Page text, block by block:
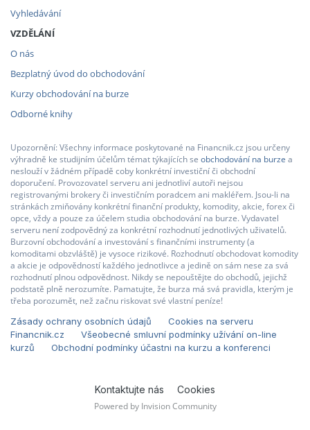
Vyhledávání
VZDĚLÁNÍ
O nás
Bezplatný úvod do obchodování
Kurzy obchodování na burze
Odborné knihy
Upozornění: Všechny informace poskytované na Financnik.cz jsou určeny
výhradně ke studijním účelům témat týkajících se obchodování na burze a
neslouží v žádném případě coby konkrétní investiční či obchodní
doporučení. Provozovatel serveru ani jednotliví autoři nejsou
registrovanými brokery či investičním poradcem ani makléřem. Jsou-li na
stránkách zmiňovány konkrétní finanční produkty, komodity, akcie, forex či
opce, vždy a pouze za účelem studia obchodování na burze. Vydavatel
serveru není zodpovědný za konkrétní rozhodnutí jednotlivých uživatelů.
Burzovní obchodování a investování s finančními instrumenty (a
komoditami obzvláště) je vysoce rizikové. Rozhodnutí obchodovat komodity
a akcie je odpovědností každého jednotlivce a jedině on sám nese za svá
rozhodnutí plnou odpovědnost. Nikdy se nepouštějte do obchodů, jejichž
podstatě plně nerozumíte. Pamatujte, že burza má svá pravidla, kterým je
třeba porozumět, než začnu riskovat své vlastní peníze!
Zásady ochrany osobních údajů
Cookies na serveru
Financnik.cz
Všeobecné smluvní podmínky užívání on-line
kurzů
Obchodní podmínky účastni na kurzu a konferenci
Kontaktujte nás
Cookies
Powered by Invision Community